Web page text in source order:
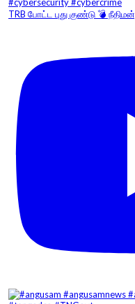
TRB போட்ட புது குண்டு 💣